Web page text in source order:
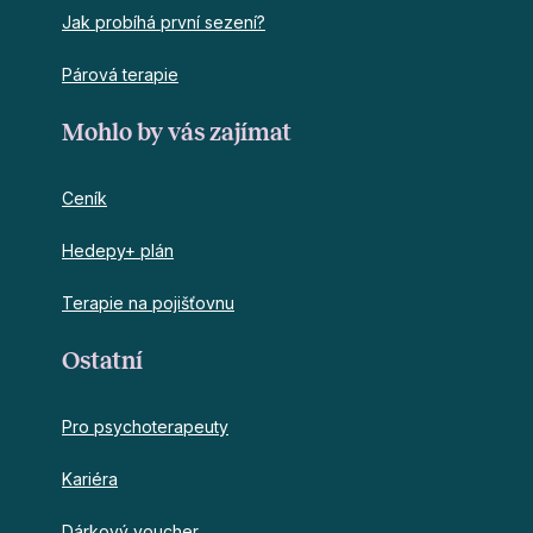
Jak probíhá první sezení?
Párová terapie
Mohlo by vás zajímat
Ceník
Hedepy+ plán
Terapie na pojišťovnu
Ostatní
Pro psychoterapeuty
Kariéra